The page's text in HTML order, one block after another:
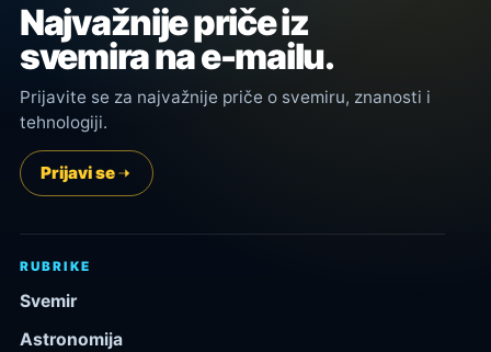
Najvažnije priče iz
svemira na e-mailu.
Prijavite se za najvažnije priče o svemiru, znanosti i
tehnologiji.
Prijavi se
RUBRIKE
Svemir
Astronomija